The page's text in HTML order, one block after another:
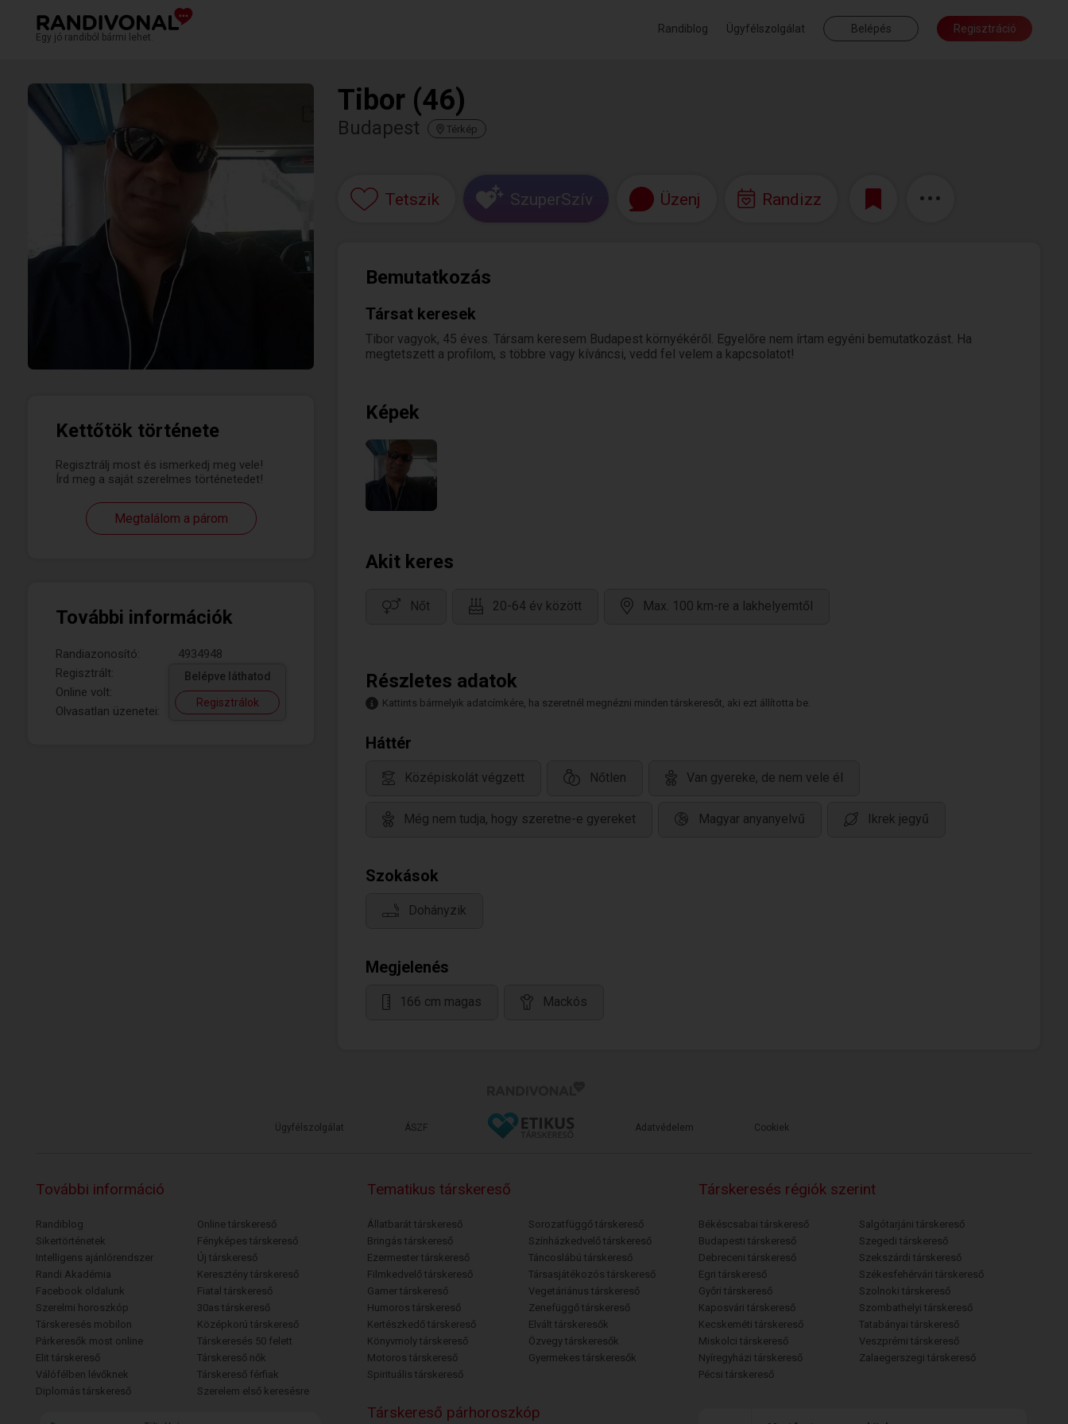
Egy jó randiból bármi lehet.
Randiblog Ügyfélszolgálat Belépés Regisztráció
Kettőtök története
Regisztrálj most és ismerkedj meg vele!
Írd meg a saját szerelmes történetedet!
Megtalálom a párom
További információk
Randiazonosító:
4934948
Regisztrált:
Online volt:
Olvasatlan üzenetei:
Belépve láthatod
Regisztrálok
Tibor (46)
Budapest Térkép
Tetszik SzuperSzív Üzenj Randizz
Bemutatkozás
Társat keresek
Tibor vagyok, 45 éves. Társam keresem Budapest környékéről. Egyelőre nem írtam egyéni bemutatkozást. Ha
megtetszett a profilom, s többre vagy kíváncsi, vedd fel velem a kapcsolatot!
Képek
Akit keres
Nőt 20-64 év között Max. 100 km-re a lakhelyemtől
Részletes adatok
Kattints bármelyik adatcímkére, ha szeretnél megnézni minden társkeresőt, aki ezt állította be.
Háttér
Középiskolát végzett Nőtlen Van gyereke, de nem vele él
Még nem tudja, hogy szeretne-e gyereket Magyar anyanyelvű Ikrek jegyű
Szokások
Dohányzik
Megjelenés
166 cm magas Mackós
Ügyfélszolgálat ÁSZF Adatvédelem Cookiek
További információ
Randiblog
Sikertörténetek
Intelligens ajánlórendszer
Randi Akadémia
Facebook oldalunk
Szerelmi horoszkóp
Társkeresés mobilon
Párkeresők most online
Elit társkereső
Válófélben lévőknek
Diplomás társkereső
Online társkereső
Fényképes társkereső
Új társkereső
Keresztény társkereső
Fiatal társkereső
30as társkereső
Középkorú társkereső
Társkeresés 50 felett
Társkereső nők
Társkereső férfiak
Szerelem első keresésre
Tematikus társkereső
Állatbarát társkereső
Bringás társkereső
Ezermester társkereső
Filmkedvelő társkereső
Gamer társkereső
Humoros társkereső
Kertészkedő társkereső
Könyvmoly társkereső
Motoros társkereső
Spirituális társkereső
Sorozatfüggő társkereső
Színházkedvelő társkereső
Táncoslábú társkereső
Társasjátékozós társkereső
Vegetáriánus társkereső
Zenefüggő társkereső
Elvált társkeresők
Özvegy társkeresők
Gyermekes társkeresők
Társkeresés régiók szerint
Békéscsabai társkereső
Budapesti társkereső
Debreceni társkereső
Egri társkereső
Győri társkereső
Kaposvári társkereső
Kecskeméti társkereső
Miskolci társkereső
Nyíregyházi társkereső
Pécsi társkereső
Salgótarjáni társkereső
Szegedi társkereső
Szekszárdi társkereső
Székesfehérvári társkereső
Szolnoki társkereső
Szombathelyi társkereső
Tatabányai társkereső
Veszprémi társkereső
Zalaegerszegi társkereső
Társkereső párhoroszkóp